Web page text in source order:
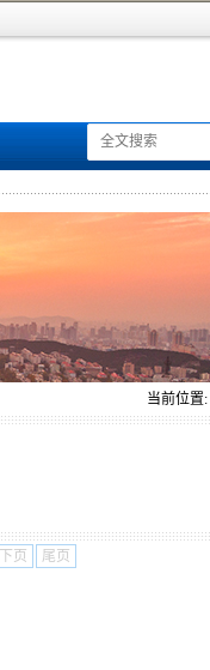
当前位置:
下页 尾页